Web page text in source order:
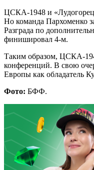
ЦСКА-1948 и
Но команда Пархоменко
Разграда по
финишировал 4-м.
Таким образом, ЦСКА-
конференций. В свою
Европы как обладатель
Фото: БФФ.